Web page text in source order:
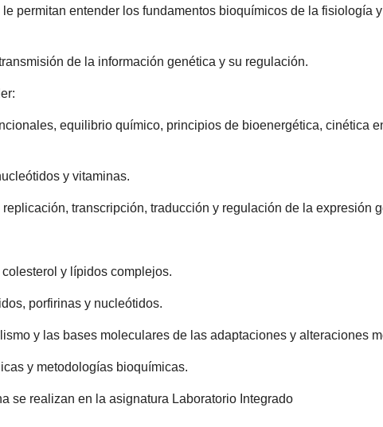
permitan entender los fundamentos bioquímicos de la fisiología
de la información genética y su regulación.
equilibrio químico, principios de bioenergética, cinética
y vitaminas.
transcripción, traducción y regulación de la expresión
y lípidos complejos.
porfirinas y nucleótidos.
y las bases moleculares de las adaptaciones y alteraciones
y metodologías bioquímicas.
se realizan en la asignatura Laboratorio Integrado